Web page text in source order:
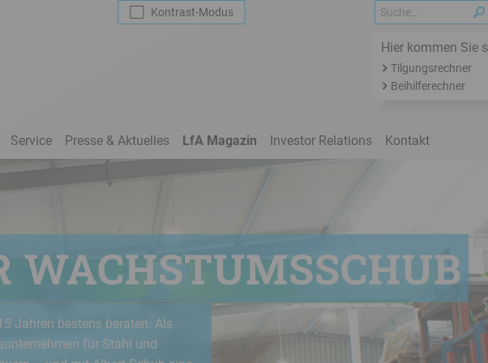
Kontrast-Modus
Service Presse & Aktuelles LfA Magazin Investor Relations Kontakt
Suche
Hier kommen Sie
Tilgungsrechner
Beihilferechner
WACHSTUMSSCHUB
Jahren bestens beraten. Als
für Stahl und